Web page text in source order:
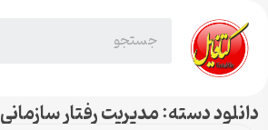
دانلود دسته: مدیریت رفتار سازمانی